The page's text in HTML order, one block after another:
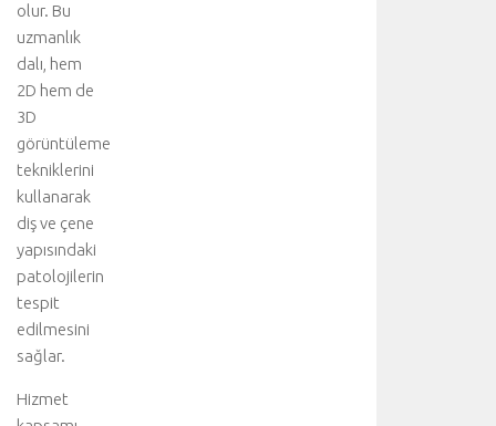
olur. Bu
uzmanlık
dalı, hem
2D hem de
3D
görüntüleme
tekniklerini
kullanarak
diş ve çene
yapısındaki
patolojilerin
tespit
edilmesini
sağlar.
Hizmet